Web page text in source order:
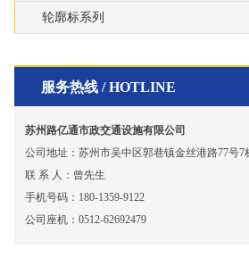
轮廓标系列
服务热线 / HOTLINE
苏州路亿通市政交通设施有限公司
公司地址：苏州市吴中区郭巷镇金丝港路77号7
联 系 人：曾先生
手机号码：180-1359-9122
公司座机：0512-62692479